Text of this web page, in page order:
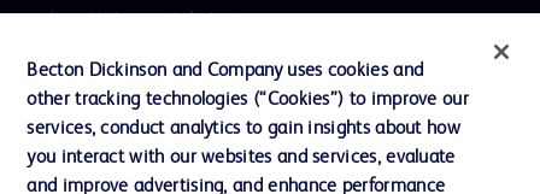
プレスリリース / お知らせ
インクルージョン、ダイバー
シティ ＆ エクイティ
投資家向け情報（英語）
会社案内
Becton Dickinson and Company uses cookies and
other tracking technologies (“Cookies”) to improve our
services, conduct analytics to gain insights about how
you interact with our websites and services, evaluate
and improve advertising, and enhance performance